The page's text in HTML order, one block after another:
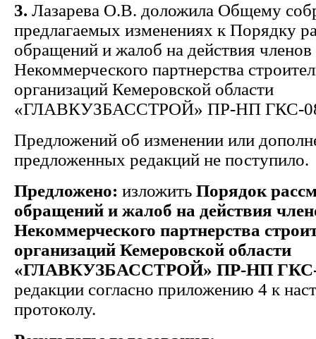
3. Лазарева О.В. доложила Общему
предлагаемых изменениях к Порядку
обращений и жалоб на действия членов
Некоммерческого партнерства
организаций Кемеровской области
«ГЛАВКУЗБАССТРОЙ» ПР-НП ГКС-
Предложений об изменении или
предложенных редакций не поступило.
Предложено: изложить Порядок
обращений и жалоб на действия
Некоммерческого партнерства
организаций Кемеровской области
«ГЛАВКУЗБАССТРОЙ» ПР-НП ГКС-
редакции согласно приложению 4 к
протоколу.